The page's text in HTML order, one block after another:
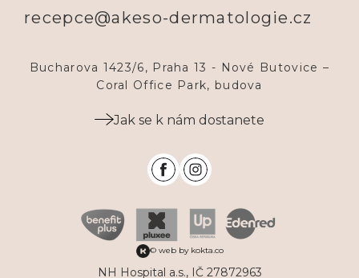
recepce@akeso-dermatologie.cz
Bucharova 1423/6, Praha 13 - Nové Butovice –
Coral Office Park, budova
Jak se k nám dostanete
© web by kokta.co
NH Hospital a.s., IČ 27872963